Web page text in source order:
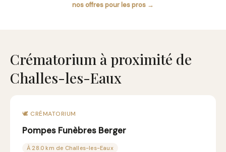
nos offres pour les pros →
Crématorium à proximité de
Challes-les-Eaux
🕊️ CRÉMATORIUM
Pompes Funèbres Berger
À 28.0 km de Challes-les-Eaux